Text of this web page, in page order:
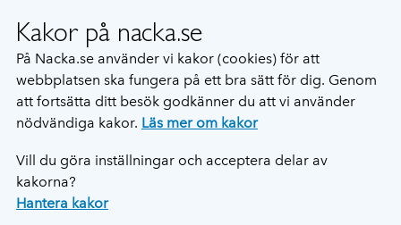
Kakor på nacka.se
På Nacka.se använder vi kakor (cookies) för att
webbplatsen ska fungera på ett bra sätt för dig. Genom
att fortsätta ditt besök godkänner du att vi använder
nödvändiga kakor. Läs mer om kakor
Vill du göra inställningar och acceptera delar av
kakorna?
Hantera kakor